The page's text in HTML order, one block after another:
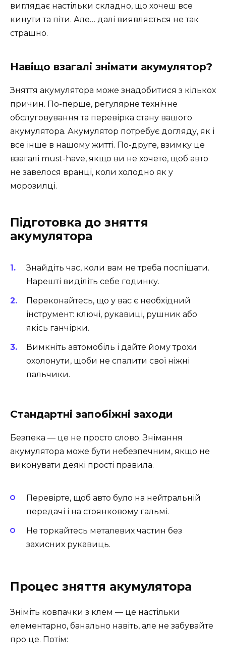
виглядає настільки складно, що хочеш все
кинути та піти. Але… далі виявляється не так
страшно.
Навіщо взагалі знімати акумулятор?
Зняття акумулятора може знадобитися з кількох
причин. По-перше, регулярне технічне
обслуговування та перевірка стану вашого
акумулятора. Акумулятор потребує догляду, як і
все інше в нашому житті. По-друге, взимку це
взагалі must-have, якщо ви не хочете, щоб авто
не завелося вранці, коли холодно як у
морозилці.
Підготовка до зняття
акумулятора
Знайдіть час, коли вам не треба поспішати.
Нарешті виділіть себе годинку.
Переконайтесь, що у вас є необхідний
інструмент: ключі, рукавиці, рушник або
якісь ганчірки.
Вимкніть автомобіль і дайте йому трохи
охолонути, щоби не спалити свої ніжні
пальчики.
Стандартні запобіжні заходи
Безпека — це не просто слово. Знімання
акумулятора може бути небезпечним, якщо не
виконувати деякі прості правила.
Перевірте, щоб авто було на нейтральній
передачі і на стоянковому гальмі.
Не торкайтесь металевих частин без
захисних рукавиць.
Процес зняття акумулятора
Зніміть ковпачки з клем — це настільки
елементарно, банально навіть, але не забувайте
про це. Потім: